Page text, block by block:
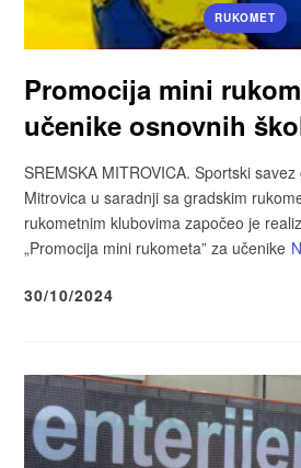
RUKOMET
Promocija mini
učenike osnovnih
SREMSKA MITROVICA. Sportski
Mitrovica u saradnji sa gradskim
rukometnim klubovima započeo je
„Promocija mini rukometa” za učenike
30/10/2024